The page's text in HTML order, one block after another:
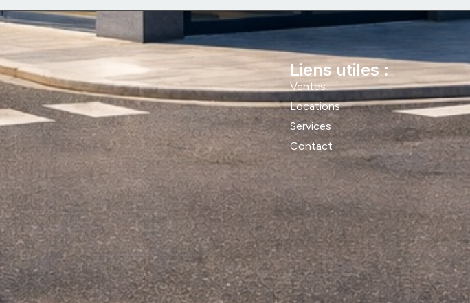
Liens utiles :
Ventes
Locations
Services
Contact